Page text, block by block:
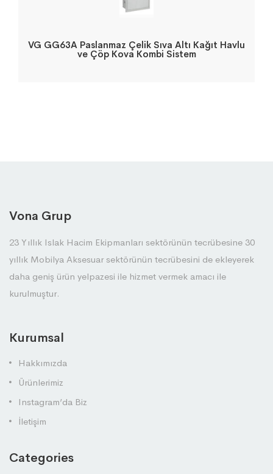
VG GG63A Paslanmaz Çelik Sıva Altı Kağıt Havlu
ve Çöp Kova Kombi Sistem
Vona Grup
23 Yıllık Islak Hacim Ekipmanları sektörünün tecrübesine 30
yıllık Mobilya Aksesuar sektörünün tecrübesini de ekleyerek
daha geniş ürün yelpazesi ile hizmet vermek amacı ile
kurulmuştur.
Kurumsal
Hakkımızda
Ürünlerimiz
Instagram’da Biz
İletişim
Categories